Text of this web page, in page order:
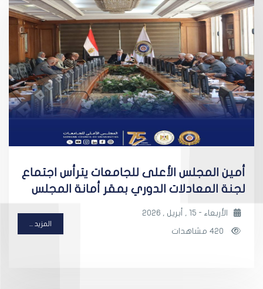
أمين المجلس الأعلى للجامعات يترأس اجتماع
لجنة المعادلات الدوري بمقر أمانة المجلس
الأربعاء - 15 , أبريل , 2026
المزيد ...